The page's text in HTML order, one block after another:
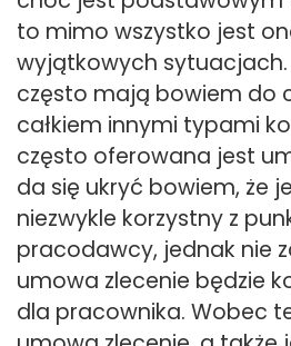
to mimo wszystko jest
wyjątkowych
często mają bowiem do
całkiem innymi typami
często oferowana jest
da się ukryć bowiem, że
niezwykle korzystny z
pracodawcy, jednak nie
umowa zlecenie będzie
dla pracownika. Wobec